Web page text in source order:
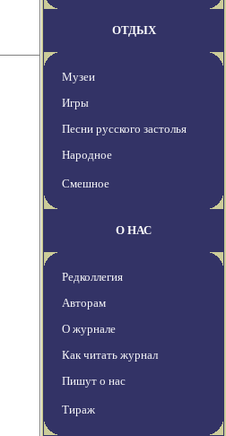
ОТДЫХ
Музеи
Игры
Песни русского застолья
Народное
Смешное
О НАС
Редколлегия
Авторам
О журнале
Как читать журнал
Пишут о нас
Тираж